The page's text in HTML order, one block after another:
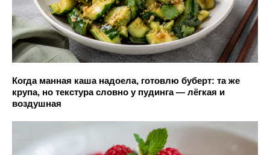
Когда манная каша надоела, готовлю буберт: та же
крупа, но текстура словно у пудинга — лёгкая и
воздушная